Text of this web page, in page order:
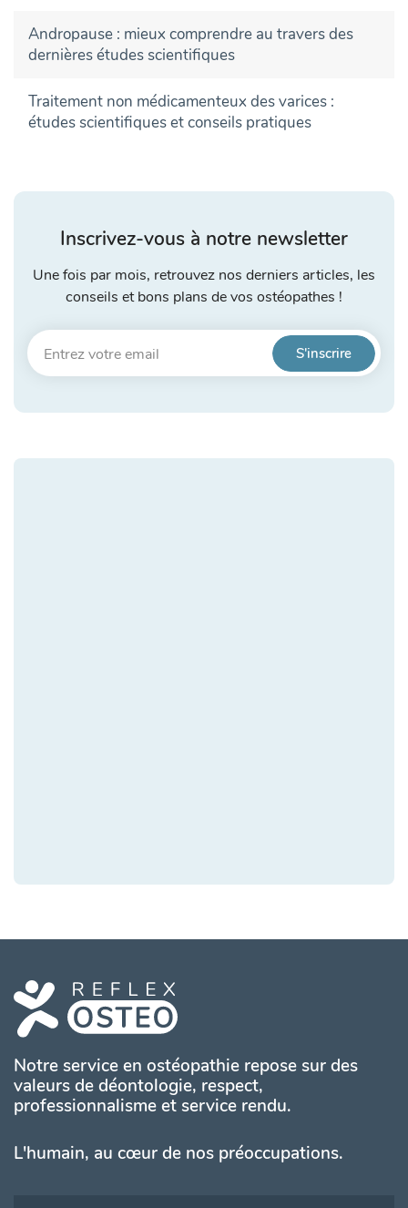
Andropause : mieux comprendre au travers des
dernières études scientifiques
Traitement non médicamenteux des varices :
études scientifiques et conseils pratiques
Inscrivez-vous à notre newsletter
Une fois par mois, retrouvez nos derniers articles, les
conseils et bons plans de vos ostéopathes !
Notre service en ostéopathie repose sur des
valeurs de déontologie, respect,
professionnalisme et service rendu.
L'humain, au cœur de nos préoccupations.